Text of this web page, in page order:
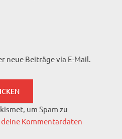
neue Beiträge via E-Mail.
um Spam zu
Kommentardaten